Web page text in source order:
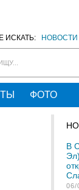
ИСКАТЬ: НОВОСТИ
ФОТО
В
06/